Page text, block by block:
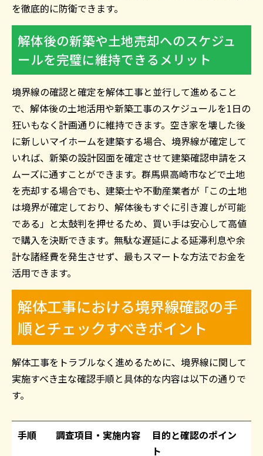
を徹底的に防衛できます。
解体後の新築や土地売却へのスケジュ
ールを完璧に維持できるメリット
境界線の確認と確定を解体工事と並行して進めること
で、解体後の土地活用や新築工事のスケジュールを1日の
狂いもなく計画通りに維持できます。空き家を壊した後
に新しいマイホームを建築する場合、境界線が確定して
いれば、新築の設計図面を確定させて建築確認申請をス
ムーズに通すことができます。群馬県高崎市などで土地
を売却する場合でも、建築士や不動産業者が「この土地
は境界が確定しており、解体後もすぐに引き渡しが可能
である」と太鼓判を押せるため、買い手は安心して高値
で購入を決断できます。無駄な遅延による延滞利息や余
計な諸経費を発生させず、最もスマートな方法でお金を
活用できます。
解体工事における境界線確認の手
順とチェックすべきポイント
解体工事をトラブルなく進めるために、境界線に関して
実施すべき主な確認手順と具体的な内容は以下の通りで
す。
手順 調査項目・実施内容
目的と確認のポイン
ト